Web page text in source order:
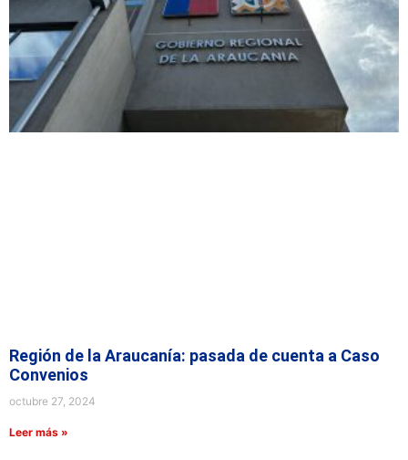
Región de la Araucanía: pasada de cuenta a Caso
Convenios
octubre 27, 2024
Leer más »